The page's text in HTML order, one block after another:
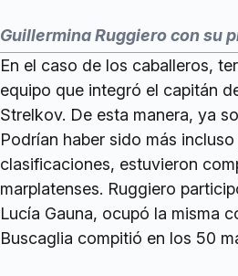
Guillermina Ruggiero con su
En el caso de los caballeros,
equipo que integró el capitán
Strelkov. De esta manera, ya
Podrían haber sido más
clasificaciones, estuvieron
marplatenses. Ruggiero
Lucía Gauna, ocupó la misma
Buscaglia compitió en los 50